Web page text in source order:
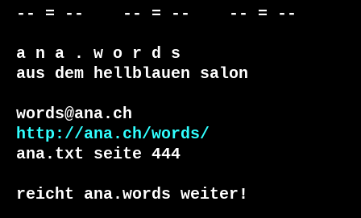
-- = --    -- = --    -- = --
a n a . w o r d s
aus dem hellblauen salon
http://ana.ch/words/
ana.txt seite 444
reicht ana.words weiter!